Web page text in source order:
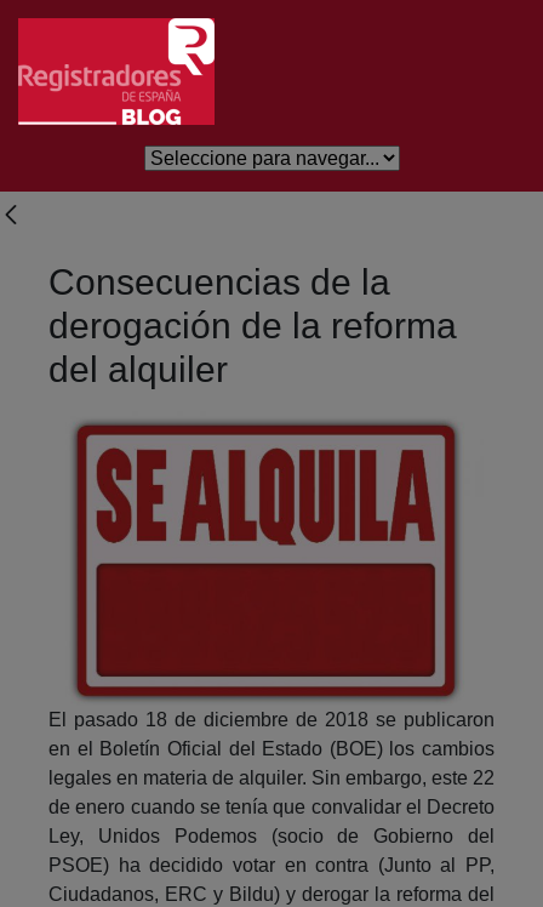
Saltar al contenido principal
Consecuencias de la
derogación de la reforma
del alquiler
El pasado 18 de diciembre de 2018 se publicaron
en el Boletín Oficial del Estado (BOE) los cambios
legales en materia de alquiler. Sin embargo, este 22
de enero cuando se tenía que convalidar el Decreto
Ley, Unidos Podemos (socio de Gobierno del
PSOE) ha decidido votar en contra (Junto al PP,
Ciudadanos, ERC y Bildu) y derogar la reforma del